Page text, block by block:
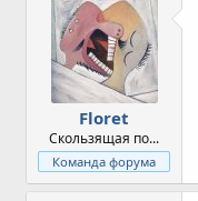
Floret
Скользящая по...
Команда форума